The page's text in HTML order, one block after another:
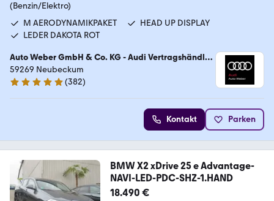
(Benzin/Elektro)
M AERODYNAMIKPAKET
HEAD UP DISPLAY
LEDER DAKOTA ROT
Auto Weber GmbH & Co. KG - Audi Vertragshändler
/ VW Service
59269 Neubeckum
4.9 Sterne
(382)
Kontakt Parken
BMW X2 xDrive 25 e Advantage-
NAVI-LED-PDC-SHZ-1.HAND
18.490 €